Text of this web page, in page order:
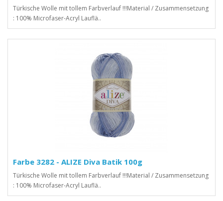
Türkische Wolle mit tollem Farbverlauf !!!Material / Zusammensetzung
: 100% Microfaser-Acryl Lauflä..
Farbe 3282 - ALIZE Diva Batik 100g
Türkische Wolle mit tollem Farbverlauf !!!Material / Zusammensetzung
: 100% Microfaser-Acryl Lauflä..